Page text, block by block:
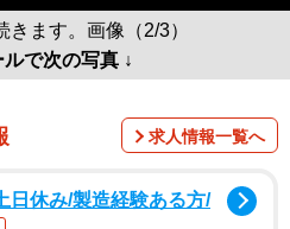
きます。画像（2/3）
ルで次の写真 ↓
求人情報一覧へ
日休み/製造経験ある方/